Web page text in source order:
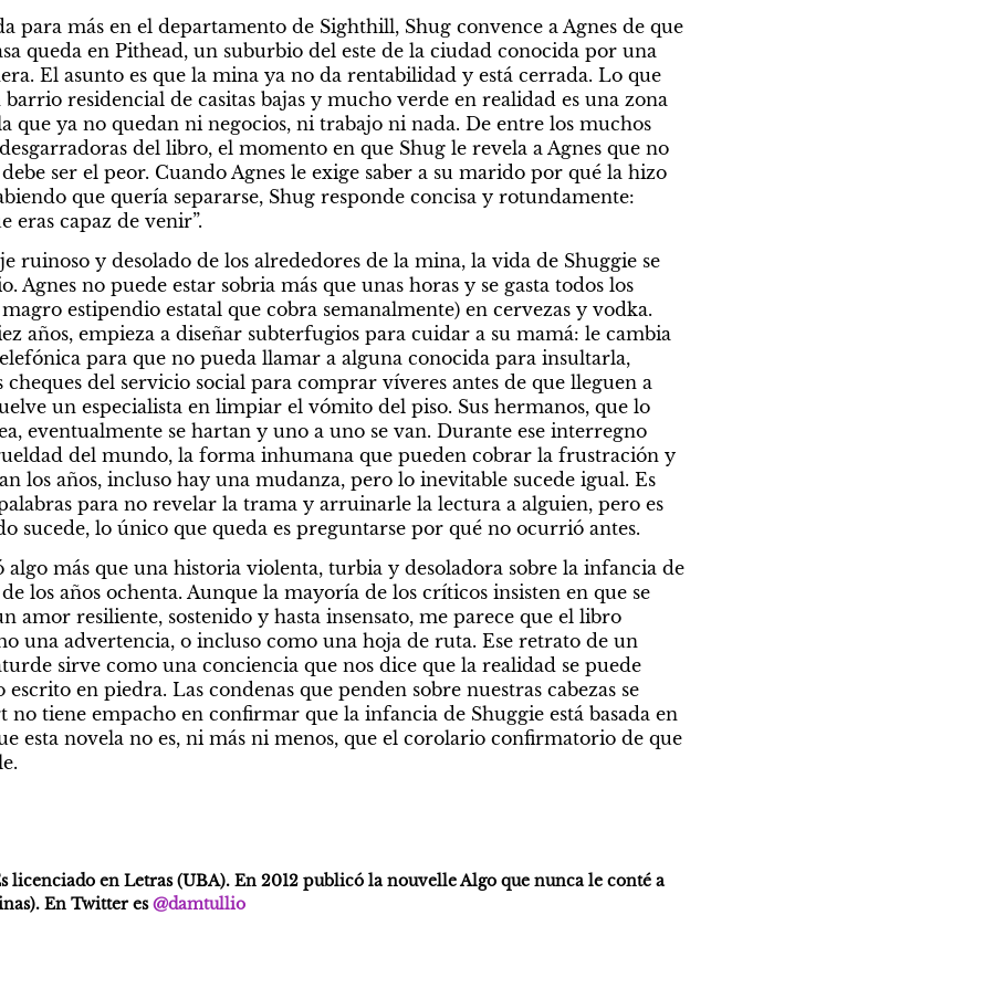
para más en el departamento de Sighthill, Shug convence a Agnes de que
queda en Pithead, un suburbio del este de la ciudad conocida por una
El asunto es que la mina ya no da rentabilidad y está cerrada. Lo que
residencial de casitas bajas y mucho verde en realidad es una zona
que ya no quedan ni negocios, ni trabajo ni nada. De entre los muchos
del libro, el momento en que Shug le revela a Agnes que no
ser el peor. Cuando Agnes le exige saber a su marido por qué la hizo
que quería separarse, Shug responde concisa y rotundamente:
eras capaz de venir”.
ruinoso y desolado de los alrededores de la mina, la vida de Shuggie se
Agnes no puede estar sobria más que unas horas y se gasta todos los
estipendio estatal que cobra semanalmente) en cervezas y vodka.
años, empieza a diseñar subterfugios para cuidar a su mamá: le cambia
para que no pueda llamar a alguna conocida para insultarla,
cheques del servicio social para comprar víveres antes de que lleguen a
un especialista en limpiar el vómito del piso. Sus hermanos, que lo
eventualmente se hartan y uno a uno se van. Durante ese interregno
del mundo, la forma inhumana que pueden cobrar la frustración y
los años, incluso hay una mudanza, pero lo inevitable sucede igual. Es
para no revelar la trama y arruinarle la lectura a alguien, pero es
sucede, lo único que queda es preguntarse por qué no ocurrió antes.
algo más que una historia violenta, turbia y desoladora sobre la infancia de
los años ochenta. Aunque la mayoría de los críticos insisten en que se
amor resiliente, sostenido y hasta insensato, me parece que el libro
una advertencia, o incluso como una hoja de ruta. Ese retrato de un
sirve como una conciencia que nos dice que la realidad se puede
en piedra. Las condenas que penden sobre nuestras cabezas se
no tiene empacho en confirmar que la infancia de Shuggie está basada en
esta novela no es, ni más ni menos, que el corolario confirmatorio de que
licenciado en Letras (UBA). En 2012 publicó la nouvelle Algo que nunca le conté a
En Twitter es @damtullio